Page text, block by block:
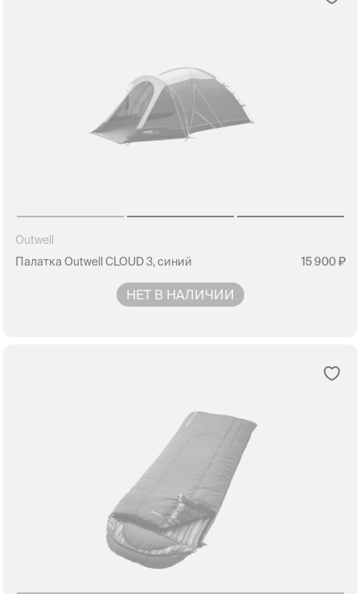
Outwell
Палатка Outwell CLOUD 3, синий
15 900
НЕТ В НАЛИЧИИ